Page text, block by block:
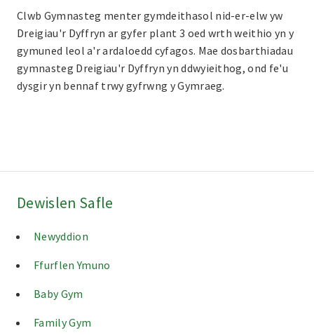
Clwb Gymnasteg menter gymdeithasol nid-er-elw yw
Dreigiau'r Dyffryn ar gyfer plant 3 oed wrth weithio yn y
gymuned leol a'r ardaloedd cyfagos. Mae dosbarthiadau
gymnasteg Dreigiau'r Dyffryn yn ddwyieithog, ond fe'u
dysgir yn bennaf trwy gyfrwng y Gymraeg.
Dewislen Safle
Newyddion
Ffurflen Ymuno
Baby Gym
Family Gym